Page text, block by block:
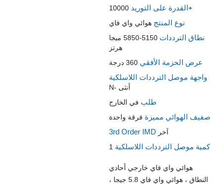
القدرة على التوريد10000+
نوع المنتجهوائي واي فاي
نطاق الترددات
5150-5850 ميجا
هرتز
عرض الحزمة الأفقي360 درجة
واجهة موصل الترددات اللاسلكية
N- أنثى
طلب في الخارج
صفيف الهوائي مميزة فرقة واحدة
3rd Order IMD آخر
كمية موصل الترددات اللاسلكية 1
هوائي واي فاي خارجي أحادي
النطاق ، هوائي واي فاي 5.8 جيجا ،